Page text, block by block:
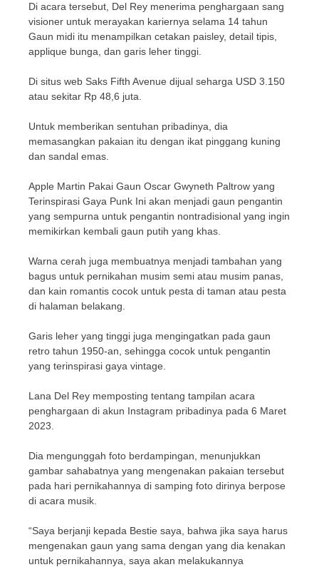
Di acara tersebut, Del Rey menerima penghargaan sang
visioner untuk merayakan kariernya selama 14 tahun
Gaun midi itu menampilkan cetakan paisley, detail tipis,
applique bunga, dan garis leher tinggi.
Di situs web Saks Fifth Avenue dijual seharga USD 3.150
atau sekitar Rp 48,6 juta.
Untuk memberikan sentuhan pribadinya, dia
memasangkan pakaian itu dengan ikat pinggang kuning
dan sandal emas.
Apple Martin Pakai Gaun Oscar Gwyneth Paltrow yang
Terinspirasi Gaya Punk Ini akan menjadi gaun pengantin
yang sempurna untuk pengantin nontradisional yang ingin
memikirkan kembali gaun putih yang khas.
Warna cerah juga membuatnya menjadi tambahan yang
bagus untuk pernikahan musim semi atau musim panas,
dan kain romantis cocok untuk pesta di taman atau pesta
di halaman belakang.
Garis leher yang tinggi juga mengingatkan pada gaun
retro tahun 1950-an, sehingga cocok untuk pengantin
yang terinspirasi gaya vintage.
Lana Del Rey memposting tentang tampilan acara
penghargaan di akun Instagram pribadinya pada 6 Maret
2023.
Dia mengunggah foto berdampingan, menunjukkan
gambar sahabatnya yang mengenakan pakaian tersebut
pada hari pernikahannya di samping foto dirinya berpose
di acara musik.
“Saya berjanji kepada Bestie saya, bahwa jika saya harus
mengenakan gaun yang sama dengan yang dia kenakan
untuk pernikahannya, saya akan melakukannya